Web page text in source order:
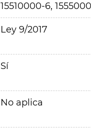
15510000-6,
Ley 9/2017
Sí
No aplica